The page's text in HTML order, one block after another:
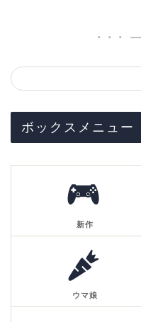
ボックスメニュー
新作
ウマ娘